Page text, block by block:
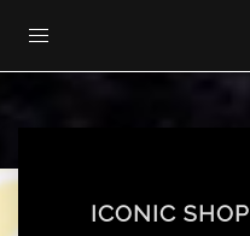
ICONIC SHOP